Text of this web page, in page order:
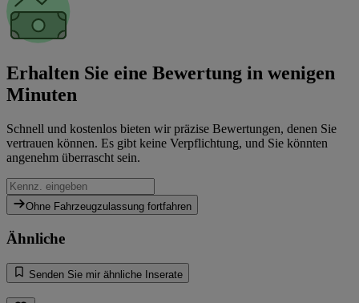
Erhalten Sie eine Bewertung in wenigen
Minuten
Schnell und kostenlos bieten wir präzise Bewertungen, denen Sie
vertrauen können. Es gibt keine Verpflichtung, und Sie könnten
angenehm überrascht sein.
Ohne Fahrzeugzulassung fortfahren
Ähnliche
Senden Sie mir ähnliche Inserate